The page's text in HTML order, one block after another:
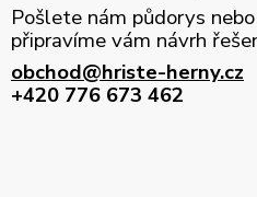
Pošlete nám půdorys
připravíme vám návrh
obchod@hriste-herny.cz
+420 776 673 462